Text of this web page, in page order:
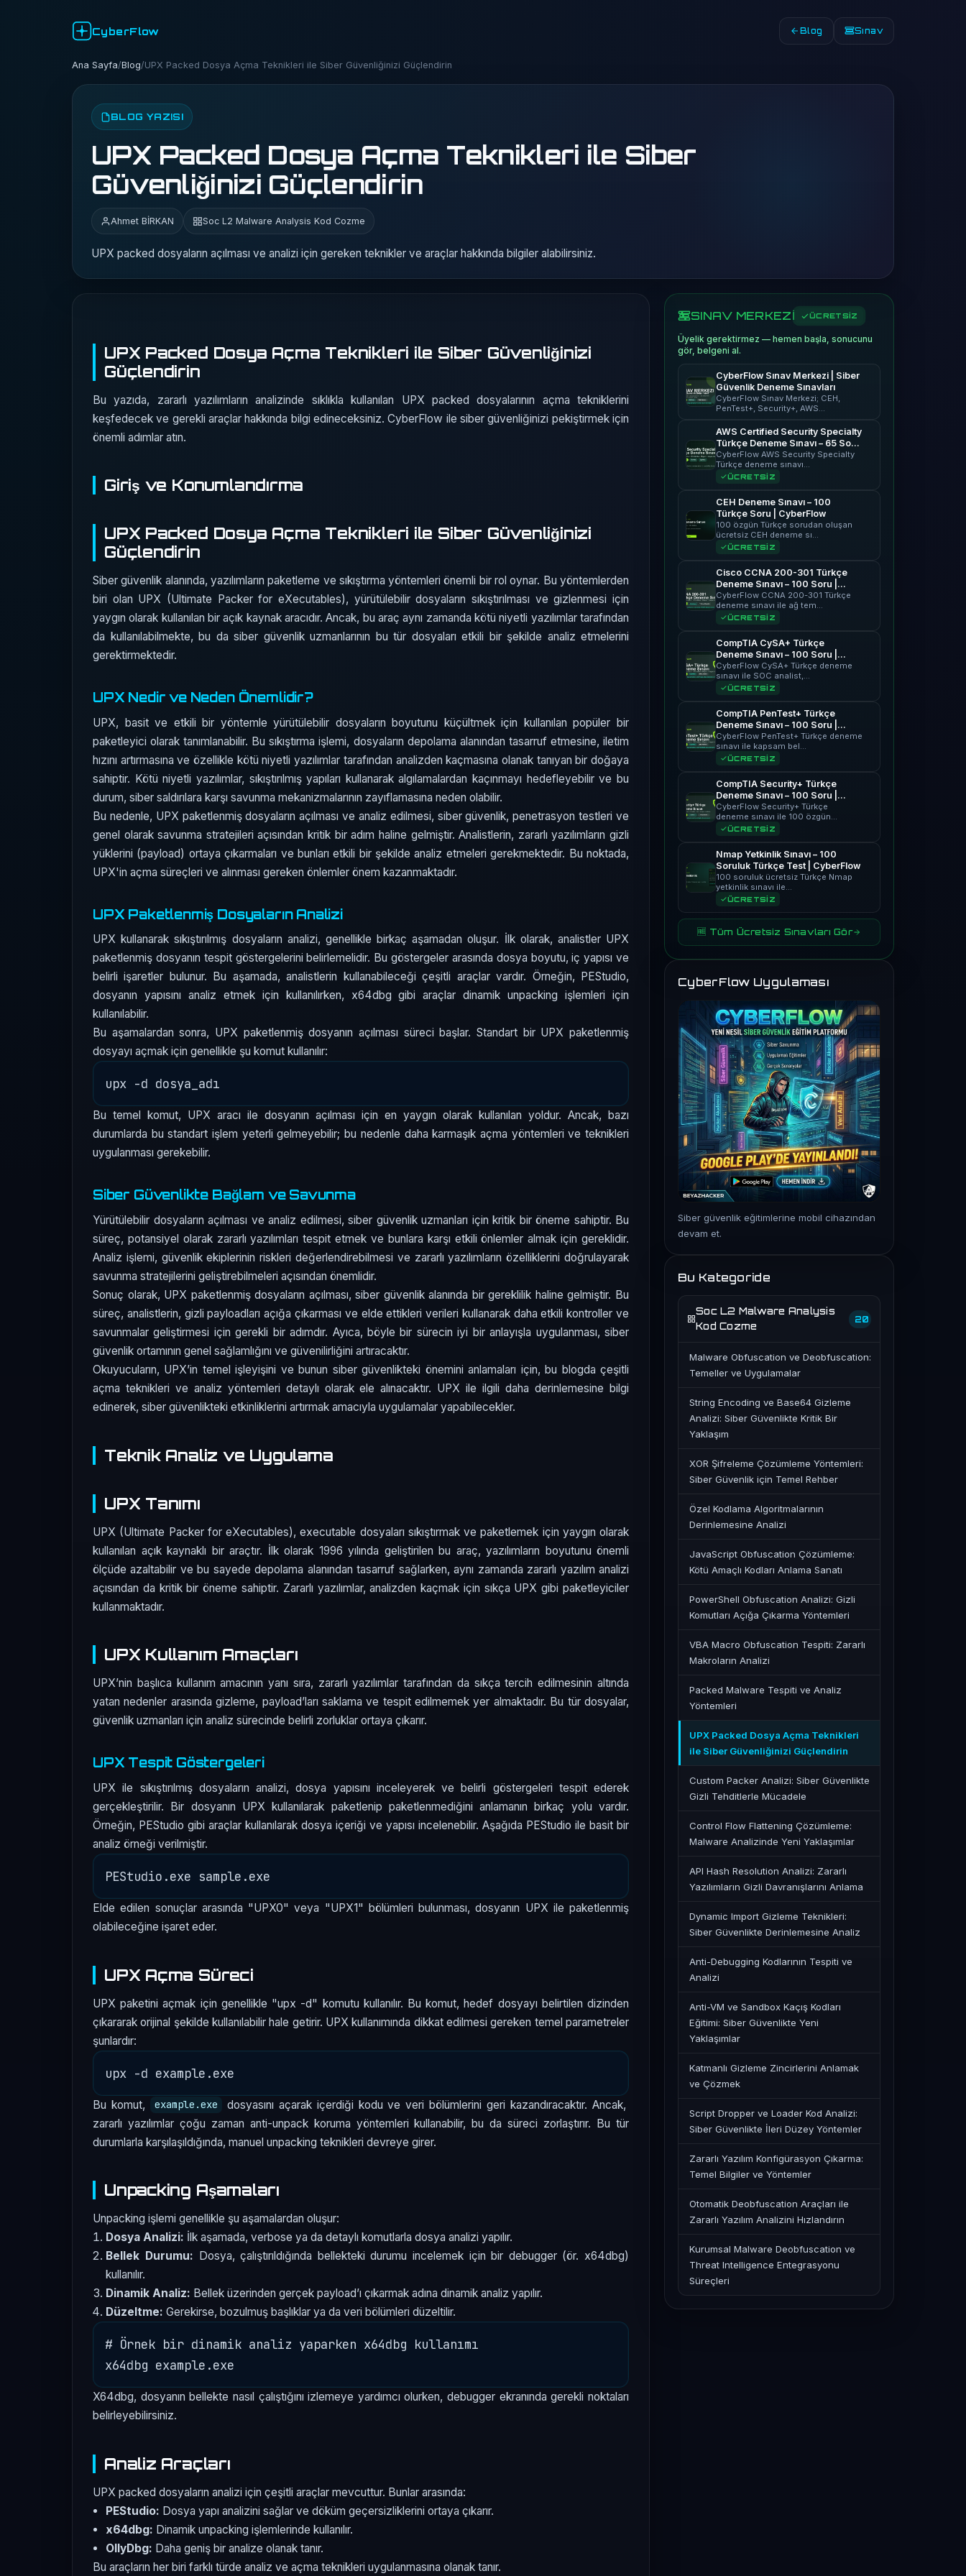
CyberFlow Blog Sınav
Ana Sayfa/Blog/UPX Packed Dosya Açma Teknikleri ile Siber Güvenliğinizi Güçlendirin
BLOG YAZISI
UPX Packed Dosya Açma Teknikleri ile Siber
Güvenliğinizi Güçlendirin
Ahmet BİRKAN Soc L2 Malware Analysis Kod Cozme
UPX packed dosyaların açılması ve analizi için gereken teknikler ve araçlar hakkında bilgiler alabilirsiniz.
UPX Packed Dosya Açma Teknikleri ile Siber Güvenliğinizi
Güçlendirin
Bu yazıda, zararlı yazılımların analizinde sıklıkla kullanılan UPX packed dosyalarının açma tekniklerini
keşfedecek ve gerekli araçlar hakkında bilgi edineceksiniz. CyberFlow ile siber güvenliğinizi pekiştirmek için
önemli adımlar atın.
Giriş ve Konumlandırma
UPX Packed Dosya Açma Teknikleri ile Siber Güvenliğinizi
Güçlendirin
Siber güvenlik alanında, yazılımların paketleme ve sıkıştırma yöntemleri önemli bir rol oynar. Bu yöntemlerden
biri olan UPX (Ultimate Packer for eXecutables), yürütülebilir dosyaların sıkıştırılması ve gizlenmesi için
yaygın olarak kullanılan bir açık kaynak aracıdır. Ancak, bu araç aynı zamanda kötü niyetli yazılımlar tarafından
da kullanılabilmekte, bu da siber güvenlik uzmanlarının bu tür dosyaları etkili bir şekilde analiz etmelerini
gerektirmektedir.
UPX Nedir ve Neden Önemlidir?
UPX, basit ve etkili bir yöntemle yürütülebilir dosyaların boyutunu küçültmek için kullanılan popüler bir
paketleyici olarak tanımlanabilir. Bu sıkıştırma işlemi, dosyaların depolama alanından tasarruf etmesine, iletim
hızını artırmasına ve özellikle kötü niyetli yazılımlar tarafından analizden kaçmasına olanak tanıyan bir doğaya
sahiptir. Kötü niyetli yazılımlar, sıkıştırılmış yapıları kullanarak algılamalardan kaçınmayı hedefleyebilir ve bu
durum, siber saldırılara karşı savunma mekanizmalarının zayıflamasına neden olabilir.
Bu nedenle, UPX paketlenmiş dosyaların açılması ve analiz edilmesi, siber güvenlik, penetrasyon testleri ve
genel olarak savunma stratejileri açısından kritik bir adım haline gelmiştir. Analistlerin, zararlı yazılımların gizli
yüklerini (payload) ortaya çıkarmaları ve bunları etkili bir şekilde analiz etmeleri gerekmektedir. Bu noktada,
UPX'in açma süreçleri ve alınması gereken önlemler önem kazanmaktadır.
UPX Paketlenmiş Dosyaların Analizi
UPX kullanarak sıkıştırılmış dosyaların analizi, genellikle birkaç aşamadan oluşur. İlk olarak, analistler UPX
paketlenmiş dosyanın tespit göstergelerini belirlemelidir. Bu göstergeler arasında dosya boyutu, iç yapısı ve
belirli işaretler bulunur. Bu aşamada, analistlerin kullanabileceği çeşitli araçlar vardır. Örneğin, PEStudio,
dosyanın yapısını analiz etmek için kullanılırken, x64dbg gibi araçlar dinamik unpacking işlemleri için
kullanılabilir.
Bu aşamalardan sonra, UPX paketlenmiş dosyanın açılması süreci başlar. Standart bir UPX paketlenmiş
dosyayı açmak için genellikle şu komut kullanılır:
Bu temel komut, UPX aracı ile dosyanın açılması için en yaygın olarak kullanılan yoldur. Ancak, bazı
durumlarda bu standart işlem yeterli gelmeyebilir; bu nedenle daha karmaşık açma yöntemleri ve teknikleri
uygulanması gerekebilir.
Siber Güvenlikte Bağlam ve Savunma
Yürütülebilir dosyaların açılması ve analiz edilmesi, siber güvenlik uzmanları için kritik bir öneme sahiptir. Bu
süreç, potansiyel olarak zararlı yazılımları tespit etmek ve bunlara karşı etkili önlemler almak için gereklidir.
Analiz işlemi, güvenlik ekiplerinin riskleri değerlendirebilmesi ve zararlı yazılımların özelliklerini doğrulayarak
savunma stratejilerini geliştirebilmeleri açısından önemlidir.
Sonuç olarak, UPX paketlenmiş dosyaların açılması, siber güvenlik alanında bir gereklilik haline gelmiştir. Bu
süreç, analistlerin, gizli payloadları açığa çıkarması ve elde ettikleri verileri kullanarak daha etkili kontroller ve
savunmalar geliştirmesi için gerekli bir adımdır. Ayıca, böyle bir sürecin iyi bir anlayışla uygulanması, siber
güvenlik ortamının genel sağlamlığını ve güvenilirliğini artıracaktır.
Okuyucuların, UPX’in temel işleyişini ve bunun siber güvenlikteki önemini anlamaları için, bu blogda çeşitli
açma teknikleri ve analiz yöntemleri detaylı olarak ele alınacaktır. UPX ile ilgili daha derinlemesine bilgi
edinerek, siber güvenlikteki etkinliklerini artırmak amacıyla uygulamalar yapabilecekler.
Teknik Analiz ve Uygulama
UPX Tanımı
UPX (Ultimate Packer for eXecutables), executable dosyaları sıkıştırmak ve paketlemek için yaygın olarak
kullanılan açık kaynaklı bir araçtır. İlk olarak 1996 yılında geliştirilen bu araç, yazılımların boyutunu önemli
ölçüde azaltabilir ve bu sayede depolama alanından tasarruf sağlarken, aynı zamanda zararlı yazılım analizi
açısından da kritik bir öneme sahiptir. Zararlı yazılımlar, analizden kaçmak için sıkça UPX gibi paketleyiciler
kullanmaktadır.
UPX Kullanım Amaçları
UPX’nin başlıca kullanım amacının yanı sıra, zararlı yazılımlar tarafından da sıkça tercih edilmesinin altında
yatan nedenler arasında gizleme, payload’ları saklama ve tespit edilmemek yer almaktadır. Bu tür dosyalar,
güvenlik uzmanları için analiz sürecinde belirli zorluklar ortaya çıkarır.
UPX Tespit Göstergeleri
UPX ile sıkıştırılmış dosyaların analizi, dosya yapısını inceleyerek ve belirli göstergeleri tespit ederek
gerçekleştirilir. Bir dosyanın UPX kullanılarak paketlenip paketlenmediğini anlamanın birkaç yolu vardır.
Örneğin, PEStudio gibi araçlar kullanılarak dosya içeriği ve yapısı incelenebilir. Aşağıda PEStudio ile basit bir
analiz örneği verilmiştir.
Elde edilen sonuçlar arasında "UPX0" veya "UPX1" bölümleri bulunması, dosyanın UPX ile paketlenmiş
olabileceğine işaret eder.
UPX Açma Süreci
UPX paketini açmak için genellikle "upx -d" komutu kullanılır. Bu komut, hedef dosyayı belirtilen dizinden
çıkararak orijinal şekilde kullanılabilir hale getirir. UPX kullanımında dikkat edilmesi gereken temel parametreler
şunlardır:
Bu komut, example.exe
dosyasını açarak içerdiği kodu ve veri bölümlerini geri kazandıracaktır. Ancak,
zararlı yazılımlar çoğu zaman anti-unpack koruma yöntemleri kullanabilir, bu da süreci zorlaştırır. Bu tür
durumlarla karşılaşıldığında, manuel unpacking teknikleri devreye girer.
Unpacking Aşamaları
Unpacking işlemi genellikle şu aşamalardan oluşur:
Dosya Analizi: İlk aşamada, verbose ya da detaylı komutlarla dosya analizi yapılır.
Bellek Durumu: Dosya, çalıştırıldığında bellekteki durumu incelemek için bir debugger (ör. x64dbg)
kullanılır.
Dinamik Analiz: Bellek üzerinden gerçek payload’ı çıkarmak adına dinamik analiz yapılır.
Düzeltme: Gerekirse, bozulmuş başlıklar ya da veri bölümleri düzeltilir.
# Örnek bir dinamik analiz yaparken x64dbg kullanımı
X64dbg, dosyanın bellekte nasıl çalıştığını izlemeye yardımcı olurken, debugger ekranında gerekli noktaları
belirleyebilirsiniz.
Analiz Araçları
UPX packed dosyaların analizi için çeşitli araçlar mevcuttur. Bunlar arasında:
PEStudio: Dosya yapı analizini sağlar ve döküm geçersizliklerini ortaya çıkarır.
x64dbg: Dinamik unpacking işlemlerinde kullanılır.
OllyDbg: Daha geniş bir analize olanak tanır.
Bu araçların her biri farklı türde analiz ve açma teknikleri uygulanmasına olanak tanır.
SINAV MERKEZİ ÜCRETSİZ
Üyelik gerektirmez — hemen başla, sonucunu
gör, belgeni al.
CyberFlow Sınav Merkezi | Siber
Güvenlik Deneme Sınavları
CyberFlow Sınav Merkezi; CEH,
PenTest+, Security+, AWS…
AWS Certified Security Specialty
Türkçe Deneme Sınavı – 65 Soru
| CyberFlow
CyberFlow AWS Security Specialty
Türkçe deneme sınavı…
ÜCRETSİZ
CEH Deneme Sınavı – 100
Türkçe Soru | CyberFlow
100 özgün Türkçe sorudan oluşan
ücretsiz CEH deneme sı…
ÜCRETSİZ
Cisco CCNA 200-301 Türkçe
Deneme Sınavı – 100 Soru |
CyberFlow
CyberFlow CCNA 200-301 Türkçe
deneme sınavı ile ağ tem…
ÜCRETSİZ
CompTIA CySA+ Türkçe
Deneme Sınavı – 100 Soru |
CyberFlow
CyberFlow CySA+ Türkçe deneme
sınavı ile SOC analist,…
ÜCRETSİZ
CompTIA PenTest+ Türkçe
Deneme Sınavı – 100 Soru |
CyberFlow
CyberFlow PenTest+ Türkçe deneme
sınavı ile kapsam bel…
ÜCRETSİZ
CompTIA Security+ Türkçe
Deneme Sınavı – 100 Soru |
CyberFlow
CyberFlow Security+ Türkçe
deneme sınavı ile 100 özgün…
ÜCRETSİZ
Nmap Yetkinlik Sınavı – 100
Soruluk Türkçe Test | CyberFlow
100 soruluk ücretsiz Türkçe Nmap
yetkinlik sınavı ile…
ÜCRETSİZ
🆓 Tüm Ücretsiz Sınavları Gör
CyberFlow Uygulaması
Siber güvenlik eğitimlerine mobil cihazından
devam et.
Bu Kategoride
Soc L2 Malware Analysis
Kod Cozme
20
Malware Obfuscation ve Deobfuscation:
Temeller ve Uygulamalar
String Encoding ve Base64 Gizleme
Analizi: Siber Güvenlikte Kritik Bir
Yaklaşım
XOR Şifreleme Çözümleme Yöntemleri:
Siber Güvenlik için Temel Rehber
Özel Kodlama Algoritmalarının
Derinlemesine Analizi
JavaScript Obfuscation Çözümleme:
Kötü Amaçlı Kodları Anlama Sanatı
PowerShell Obfuscation Analizi: Gizli
Komutları Açığa Çıkarma Yöntemleri
VBA Macro Obfuscation Tespiti: Zararlı
Makroların Analizi
Packed Malware Tespiti ve Analiz
Yöntemleri
UPX Packed Dosya Açma Teknikleri
ile Siber Güvenliğinizi Güçlendirin
Custom Packer Analizi: Siber Güvenlikte
Gizli Tehditlerle Mücadele
Control Flow Flattening Çözümleme:
Malware Analizinde Yeni Yaklaşımlar
API Hash Resolution Analizi: Zararlı
Yazılımların Gizli Davranışlarını Anlama
Dynamic Import Gizleme Teknikleri:
Siber Güvenlikte Derinlemesine Analiz
Anti-Debugging Kodlarının Tespiti ve
Analizi
Anti-VM ve Sandbox Kaçış Kodları
Eğitimi: Siber Güvenlikte Yeni
Yaklaşımlar
Katmanlı Gizleme Zincirlerini Anlamak
ve Çözmek
Script Dropper ve Loader Kod Analizi:
Siber Güvenlikte İleri Düzey Yöntemler
Zararlı Yazılım Konfigürasyon Çıkarma:
Temel Bilgiler ve Yöntemler
Otomatik Deobfuscation Araçları ile
Zararlı Yazılım Analizini Hızlandırın
Kurumsal Malware Deobfuscation ve
Threat Intelligence Entegrasyonu
Süreçleri